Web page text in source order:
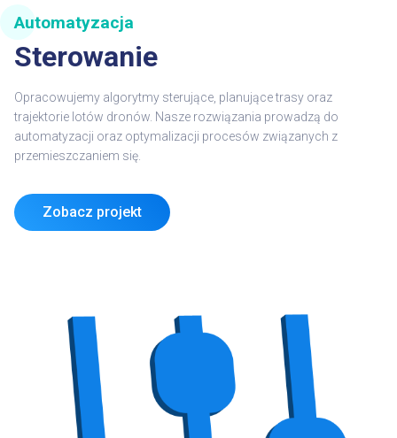
Automatyzacja
Sterowanie
Opracowujemy algorytmy sterujące, planujące trasy oraz
trajektorie lotów dronów. Nasze rozwiązania prowadzą do
automatyzacji oraz optymalizacji procesów związanych z
przemieszczaniem się.
Zobacz projekt